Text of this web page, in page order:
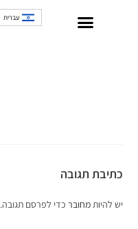
עברית
כתיבת תגובה
יש להיותמחובר כדי לפרסם תגובה.